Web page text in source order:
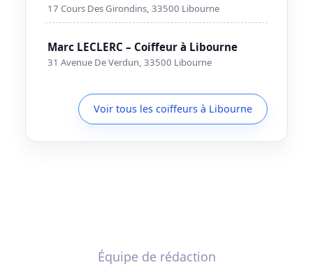
17 Cours Des Girondins, 33500 Libourne
Marc LECLERC – Coiffeur à Libourne
31 Avenue De Verdun, 33500 Libourne
Voir tous les coiffeurs à Libourne
Équipe de rédaction